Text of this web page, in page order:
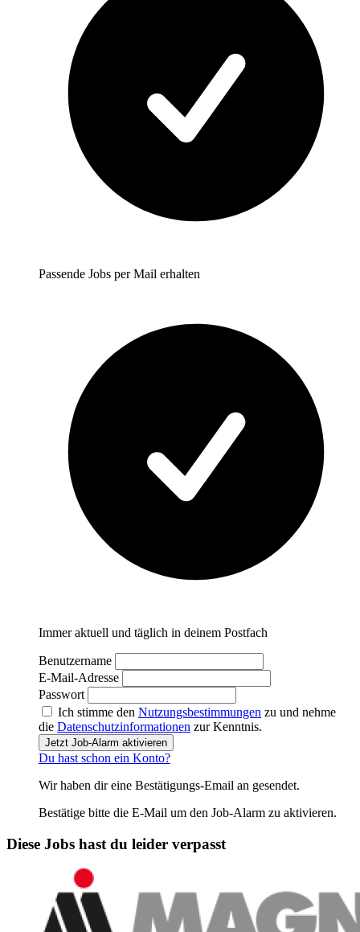
Passende Jobs per Mail erhalten
Immer aktuell und täglich in deinem Postfach
Benutzername
E-Mail-Adresse
Passwort
Ich stimme den Nutzungsbestimmungen zu und nehme
die Datenschutzinformationen zur Kenntnis.
Jetzt Job-Alarm aktivieren
Du hast schon ein Konto?
Wir haben dir eine Bestätigungs-Email an gesendet.
Bestätige bitte die E-Mail um den Job-Alarm zu aktivieren.
Diese Jobs hast du leider verpasst